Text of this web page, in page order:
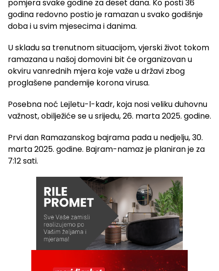
pomjera svake godine za deset dana. Ko posti 36
godina redovno postio je ramazan u svako godišnje
doba i u svim mjesecima i danima.
U skladu sa trenutnom situacijom, vjerski život tokom
ramazana u našoj domovini bit će organizovan u
okviru vanrednih mjera koje važe u državi zbog
proglašene pandemije korona virusa.
Posebna noć Lejletu-l-kadr, koja nosi veliku duhovnu
važnost, obilježiće se u srijedu, 26. marta 2025. godine.
Prvi dan Ramazanskog bajrama pada u nedjelju, 30.
marta 2025. godine. Bajram-namaz je planiran je za
7:12 sati.